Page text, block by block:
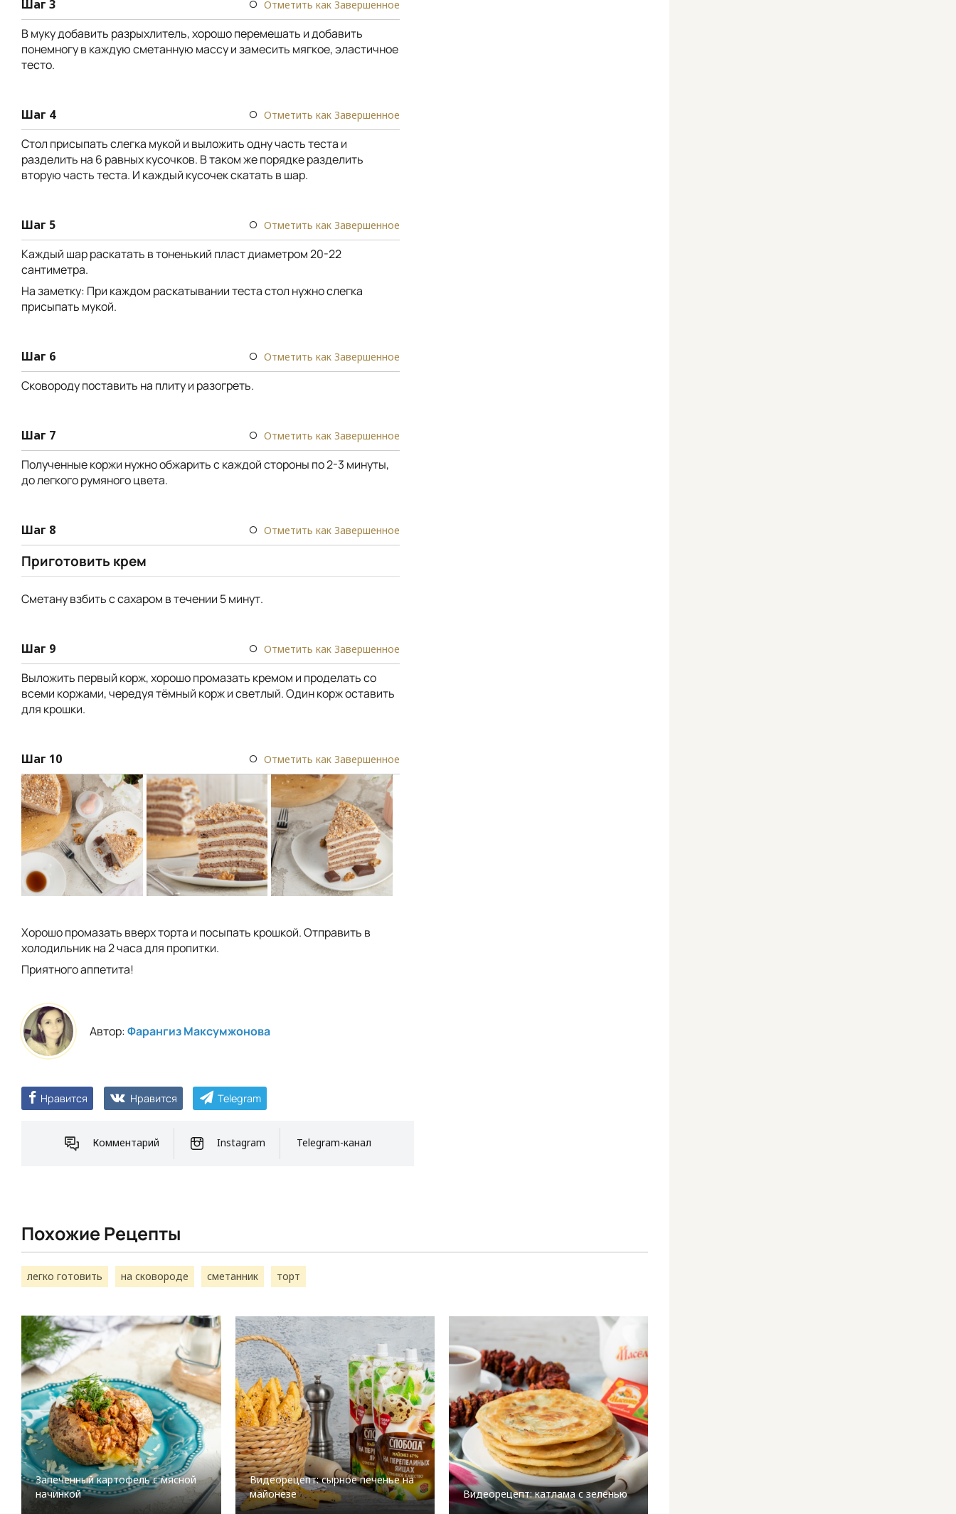
Шаг 3 Отметить как Завершенное
В муку добавить разрыхлитель, хорошо перемешать и добавить
понемногу в каждую сметанную массу и замесить мягкое, эластичное
тесто.
Шаг 4 Отметить как Завершенное
Стол присыпать слегка мукой и выложить одну часть теста и
разделить на 6 равных кусочков. В таком же порядке разделить
вторую часть теста. И каждый кусочек скатать в шар.
Шаг 5 Отметить как Завершенное
Каждый шар раскатать в тоненький пласт диаметром 20-22
сантиметра.
На заметку: При каждом раскатывании теста стол нужно слегка
присыпать мукой.
Шаг 6 Отметить как Завершенное
Сковороду поставить на плиту и разогреть.
Шаг 7 Отметить как Завершенное
Полученные коржи нужно обжарить с каждой стороны по 2-3 минуты,
до легкого румяного цвета.
Шаг 8 Отметить как Завершенное
Приготовить крем
Сметану взбить с сахаром в течении 5 минут.
Шаг 9 Отметить как Завершенное
Выложить первый корж, хорошо промазать кремом и проделать со
всеми коржами, чередуя тёмный корж и светлый. Один корж оставить
для крошки.
Шаг 10 Отметить как Завершенное
Хорошо промазать вверх торта и посыпать крошкой. Отправить в
холодильник на 2 часа для пропитки.
Приятного аппетита!
Автор:Фарангиз Максумжонова
Нравится Нравится Telegram
Комментарий Instagram Telegram-канал
Похожие Рецепты
легко готовить на сковороде сметанник торт
Запеченный картофель с мясной
начинкой
Видеорецепт: сырное печенье на
майонезе
Видеорецепт: катлама с зеленью